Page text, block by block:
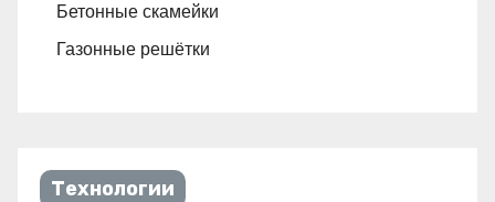
Бетонные скамейки
Газонные решётки
Технологии